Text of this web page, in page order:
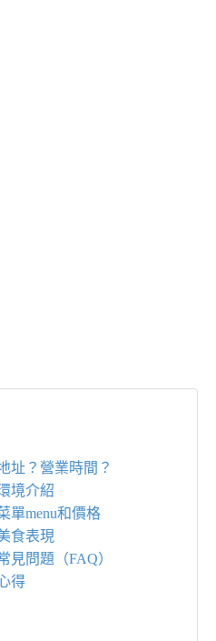
址？營業時間？
境介紹
單menu和價格
食表現
見問題（FAQ）
得